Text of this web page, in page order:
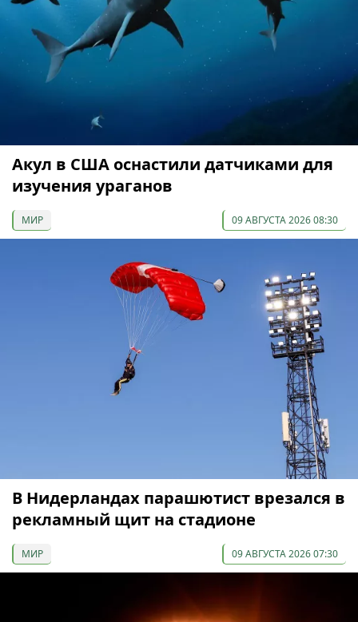
Акул в США оснастили датчиками для
изучения ураганов
МИР 09 АВГУСТА 2026 08:30
В Нидерландах парашютист врезался в
рекламный щит на стадионе
МИР 09 АВГУСТА 2026 07:30